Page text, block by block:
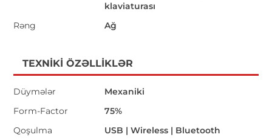
klaviaturası
Rəng
Ağ
TEXNIKI ÖZƏLLIKLƏR
Düymələr
Mexaniki
Form-Factor
75%
Qoşulma
USB | Wireless | Bluetooth